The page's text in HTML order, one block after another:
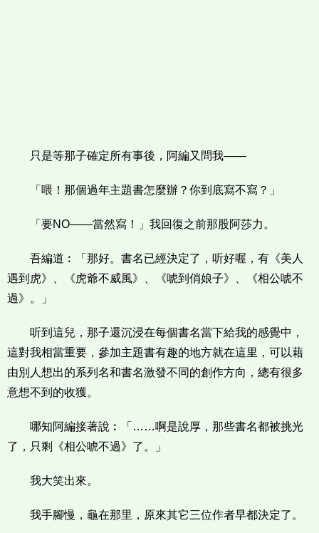
只是等那子確定所有事後，阿編又問我——
「喂！那個過年主題書怎麼辦？你到底寫不寫？」
「要NO——當然寫！」我回復之前那股阿莎力。
吾編道︰「那好。書名已經決定了，听好喔，有《美人
遇到虎》、《虎爺不威風》、《唬到俏娘子》、《相公唬不
過》。」
听到這兒，那子還沉浸在每個書名當下給我的感覺中，
這對我相當重要，參加主題書有趣的地方就在這里，可以藉
由別人想出的系列名和書名激發不同的創作方向，總有很多
意想不到的收獲。
哪知阿編接著說︰「……啊是說厚，那些書名都被挑光
了，只剩《相公唬不過》了。」
我大笑出來。
我手腳慢，龜在那里，原來其它三位作者早都決定了。